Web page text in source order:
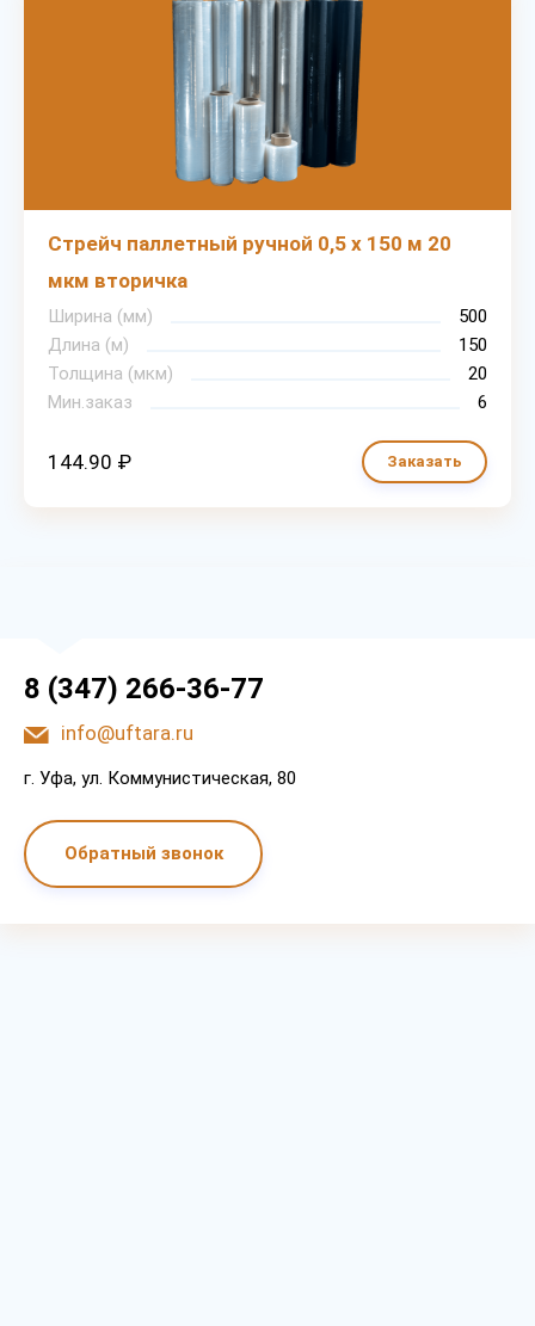
Стрейч паллетный ручной 0,5 х 150 м 20
мкм вторичка
Ширина (мм)
500
Длина (м)
150
Толщина (мкм)
20
Мин.заказ
6
144.90 ₽ Заказать
8 (347) 266-36-77
info@uftara.ru
г. Уфа, ул. Коммунистическая, 80
Обратный звонок